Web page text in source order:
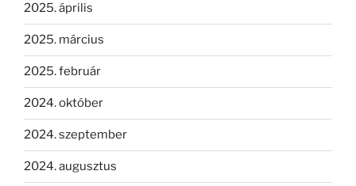
2025. április
2025. március
2025. február
2024. október
2024. szeptember
2024. augusztus